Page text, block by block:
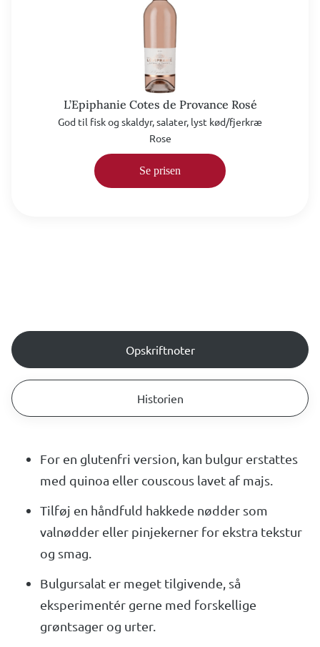
L’Epiphanie Cotes de Provance Rosé
God til fisk og skaldyr, salater, lyst kød/fjerkræ
Rose
Se prisen
Opskriftnoter
Historien
For en glutenfri version, kan bulgur erstattes
med quinoa eller couscous lavet af majs.
Tilføj en håndfuld hakkede nødder som
valnødder eller pinjekerner for ekstra tekstur
og smag.
Bulgursalat er meget tilgivende, så
eksperimentér gerne med forskellige
grøntsager og urter.